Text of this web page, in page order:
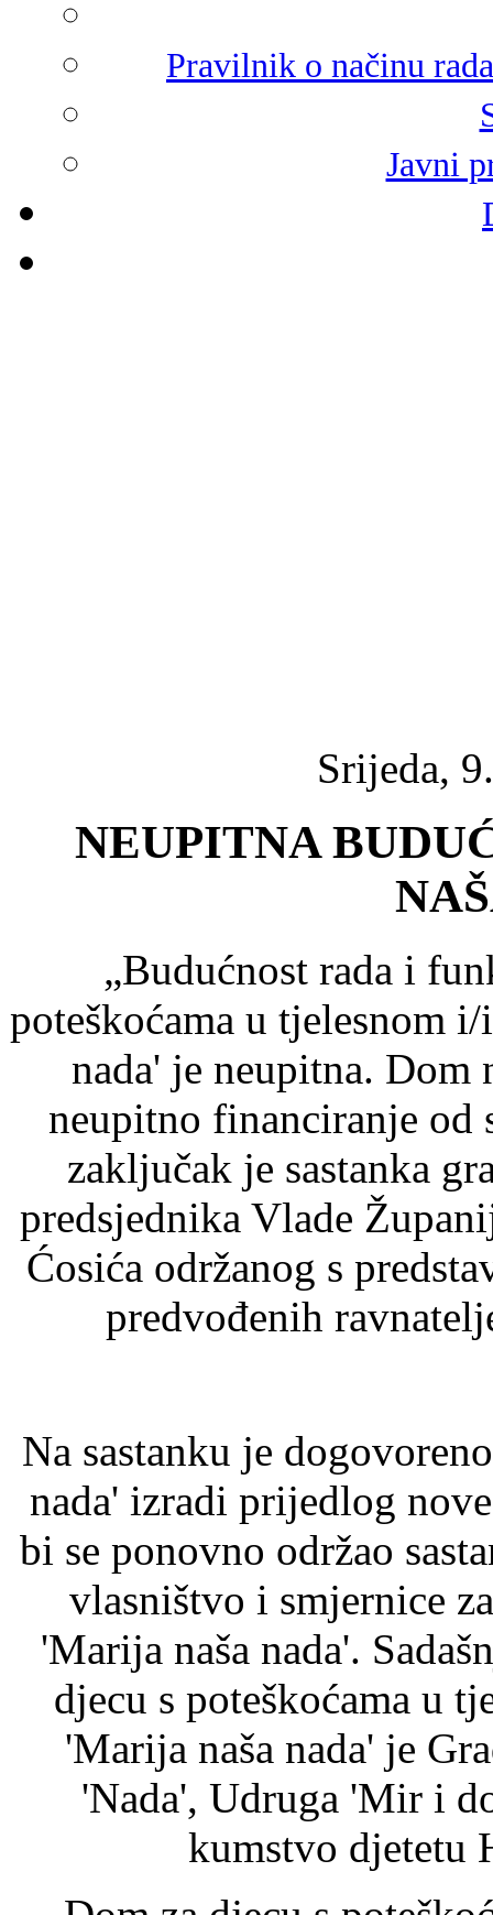
Pravilnik o načinu
Javni
Srijeda,
NEUPITNA
„Budućnost rada i
poteškoćama u tjelesnom
nada' je neupitna. Dom
neupitno financiranje od
zaključak je sastanka
predsjednika Vlade
Ćosića održanog s
predvođenih
Na sastanku je
nada' izradi prijedlog
bi se ponovno održao
vlasništvo i smjernice
'Marija naša nada'.
djecu s poteškoćama u
'Marija naša nada' je
'Nada', Udruga 'Mir i
kumstvo djetetu